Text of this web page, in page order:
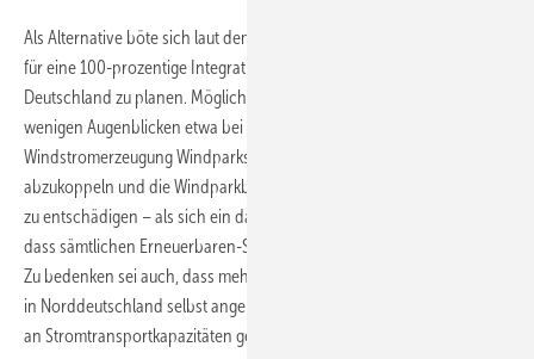
Als Alternative böte sich laut dem Netzexperten aber an, gar nicht erst
für eine 100-prozentige Integration des Wind- oder Solarstromes in
Deutschland zu planen. Möglicherweise sei es günstiger, in sehr
wenigen Augenblicken etwa bei 100-prozentiger
Windstromerzeugung Windparks von überlasteten Netzen
abzukoppeln und die Windparkbetreiber für Ihren Erzeugungsausfall
zu entschädigen – als sich ein dann weit größeres Netz zu leisten,
dass sämtlichen Erneuerbaren-Strom jederzeit auch aufnehmen kann.
Zu bedenken sei auch, dass mehr gezielter Verbrauch von Windstrom
in Norddeutschland selbst angeregt werden könnte – um den Bedarf
an Stromtransportkapazitäten gen Süden zu senken.